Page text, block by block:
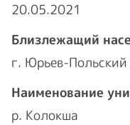
20.05.2021
Близлежащий
г. Юрьев-Польский
Наименование
р. Колокша